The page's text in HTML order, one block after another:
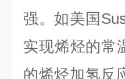
强。如美国
实现烯烃的常
的烯烃加氢反